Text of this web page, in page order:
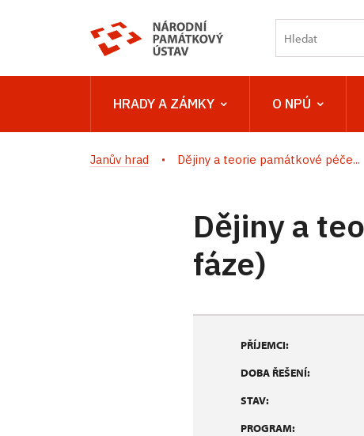
HRADY A ZÁMKY O NPÚ
Janův hrad Dějiny a teorie památkové péče...
Dějiny a
fáze)
PŘÍJEMCI:
DOBA ŘEŠENÍ:
STAV:
PROGRAM: